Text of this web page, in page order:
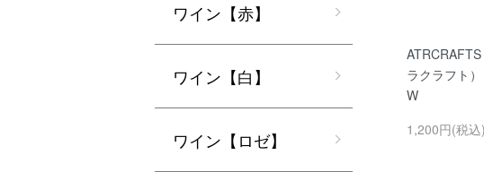
ATRCRAFTS
ラクラフト
W
1,200円(税込)
ワイン【赤】
ワイン【白】
ワイン【ロゼ】